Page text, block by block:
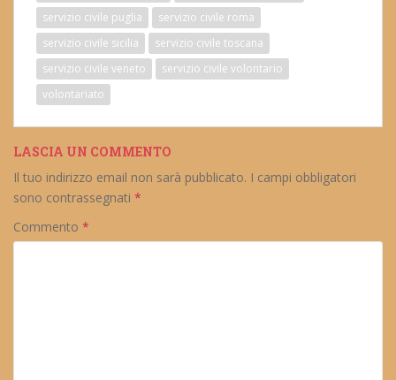
servizio civile puglia
servizio civile roma
servizio civile sicilia
servizio civile toscana
servizio civile veneto
servizio civile volontario
volontariato
LASCIA UN COMMENTO
Il tuo indirizzo email non sarà pubblicato. I campi obbligatori
sono contrassegnati *
Commento *